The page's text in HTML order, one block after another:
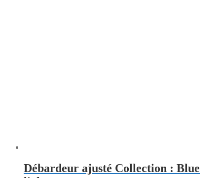
Débardeur ajusté Collection : Blue